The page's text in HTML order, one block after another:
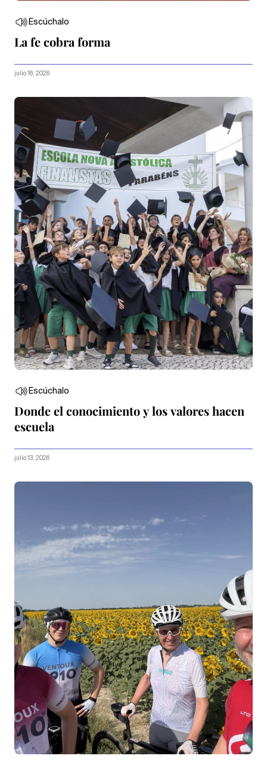
Escúchalo
La fe cobra forma
julio 16, 2026
Escúchalo
Donde el conocimiento y los valores hacen
escuela
julio 13, 2026